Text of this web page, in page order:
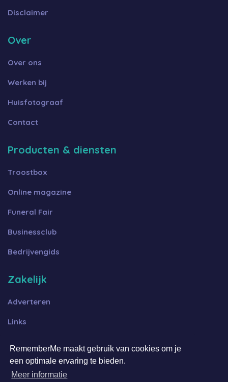
RememberMe maakt gebruik van cookies om je
een optimale ervaring te bieden.
Meer informatie
Disclaimer
Over
Over ons
Werken bij
Huisfotograaf
Contact
Producten & diensten
Troostbox
Online magazine
Funeral Fair
Businessclub
Bedrijvengids
Zakelijk
Adverteren
Links
Algemene voorwaarden FFOT